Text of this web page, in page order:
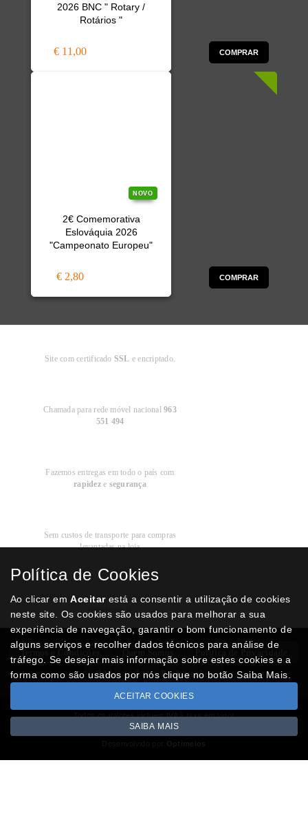
2026 BNC " Rotary /
Rotários "
€ 11,00 COMPRAR
NOVO
2€ Comemorativa
Eslováquia 2026
"Campeonato Europeu"
€ 2,80 COMPRAR
Site com certificado SSL e encriptado.
Chamada para rede móvel nacional963
551 494
Fazemos entregas em todo o país com
rapideze segurança
Sem custos de transporte para compras
levantadas na loja
Modos dePagamento
Multibanco, cartão de crédito, Paypal ou
transferência
Termos e Condições Politica de Privacidade
RAL Livro Reclamações
Todos os valores incluem IVA à taxa em vigor
Copyright © NUMISMATICAJA.com 2026
Política de Cookies
Ao clicar emAceitarestá a consentir a utilização de cookies
neste site. Os cookies são usados para melhorar a sua
experiência de navegação, garantir o bom funcionamento de
alguns serviços e recolher dados técnicos para análise de
tráfego. Se desejar mais informação sobre estes cookies e a
forma como são usados por nós clique no botão Saiba Mais.
ACEITAR COOKIES
SAIBA MAIS